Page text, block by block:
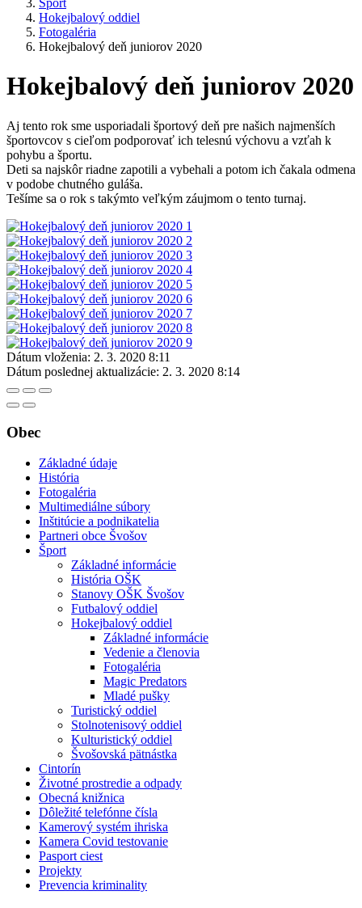
Šport
Hokejbalový oddiel
Fotogaléria
Hokejbalový deň juniorov 2020
Hokejbalový deň juniorov 2020
Aj tento rok sme usporiadali športový deň pre našich najmenších
športovcov s cieľom podporovať ich telesnú výchovu a vzťah k
pohybu a športu.
Deti sa najskôr riadne zapotili a vybehali a potom ich čakala odmena
v podobe chutného guláša.
Tešíme sa o rok s takýmto veľkým záujmom o tento turnaj.
Dátum vloženia: 2. 3. 2020 8:11
Dátum poslednej aktualizácie: 2. 3. 2020 8:14
Obec
Základné údaje
História
Fotogaléria
Multimediálne súbory
Inštitúcie a podnikatelia
Partneri obce Švošov
Šport
Základné informácie
História OŠK
Stanovy OŠK Švošov
Futbalový oddiel
Hokejbalový oddiel
Základné informácie
Vedenie a členovia
Fotogaléria
Magic Predators
Mladé pušky
Turistický oddiel
Stolnotenisový oddiel
Kulturistický oddiel
Švošovská pätnástka
Cintorín
Životné prostredie a odpady
Obecná knižnica
Dôležité telefónne čísla
Kamerový systém ihriska
Kamera Covid testovanie
Pasport ciest
Projekty
Prevencia kriminality